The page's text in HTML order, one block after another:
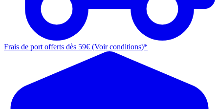
Frais de port offerts dès 59€ (Voir conditions)*